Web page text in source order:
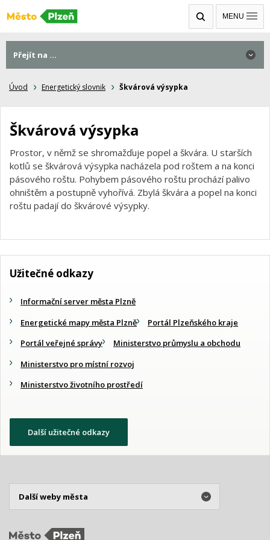
MENU
Úvod Energetický slovnik Škvárová výsypka
Škvárová výsypka
Prostor, v němž se shromažďuje popel a škvára. U starších
kotlů se škvárová výsypka nacházela pod roštem a na konci
pásového roštu. Pohybem pásového roštu prochází palivo
ohništěm a postupně vyhořívá. Zbylá škvára a popel na konci
roštu padají do škvárové výsypky.
Přejít na ...
Užitečné odkazy
Informační server města Plzně
Energetické mapy města Plzně
Portál Plzeňského kraje
Portál veřejné správy
Ministerstvo průmyslu a obchodu
Ministerstvo pro místní rozvoj
Ministerstvo životního prostředí
Další užitečné odkazy